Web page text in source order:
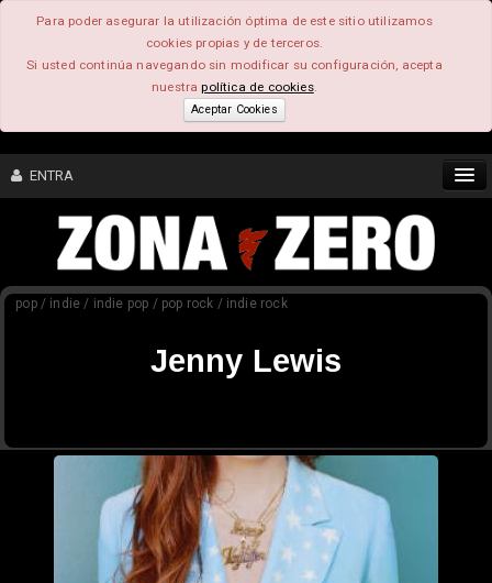
Para poder asegurar la utilización óptima de este sitio utilizamos
cookies propias y de terceros.
Si usted continúa navegando sin modificar su configuración, acepta
nuestrapolítica de cookies.
Aceptar Cookies
ENTRA
CONTENIDO
COMUNIDAD
pop / indie / indie pop / pop rock / indie rock
Jenny Lewis